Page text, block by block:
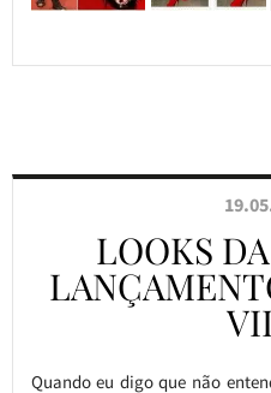
LOOKS
Quando eu digo que não